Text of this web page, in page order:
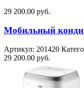
29 200.00 руб.
Мобильный
Артикул: 201420
29 200.00 руб.